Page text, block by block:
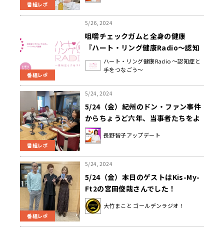
番組レポ
番組レポ
5/26, 2024
咀嚼チェックガムと全身の健康
『ハート・リング健康Radio～認知
症と手をつなごう〜 』
ハート・リング健康Radio ～認知症と
手をつなごう～
番組レポ
5/24, 2024
5/24（金）紀州のドン・ファン事件
からちょうど六年、当事者たちをよ
く知るジャーナリスト吉田隆さんの
見解は。
長野智子アップデート
番組レポ
5/24, 2024
5/24（金）本日のゲストはKis-My-
Ft2の宮田俊哉さんでした！
大竹まこと ゴールデンラジオ！